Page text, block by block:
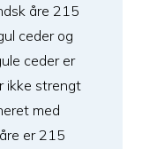
åre 215
ceder og
ceder er
ikke strengt
med
er 215